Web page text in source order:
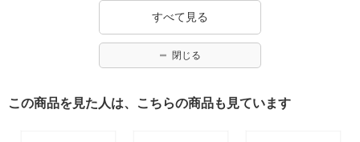
すべて見る
閉じる
この商品を見た人は、こちらの商品も見ています